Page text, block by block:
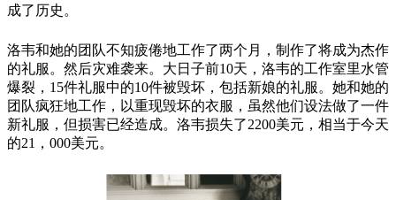
成了历史。
洛韦和她的团队不知疲倦地工作了两个月，制作了将成为杰作
的礼服。然后灾难袭来。大日子前10天，洛韦的工作室里水管
爆裂，15件礼服中的10件被毁坏，包括新娘的礼服。她和她的
团队疯狂地工作，以重现毁坏的衣服，虽然他们设法做了一件
新礼服，但损害已经造成。洛韦损失了2200美元，相当于今天
的21，000美元。